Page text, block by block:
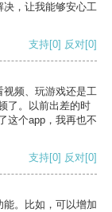
决，让我能够安心工
支持[0] 反对[0]
视频、玩游戏还是工
了。以前出差的时
这个app，我再也不
支持[0] 反对[0]
。比如，可以增加